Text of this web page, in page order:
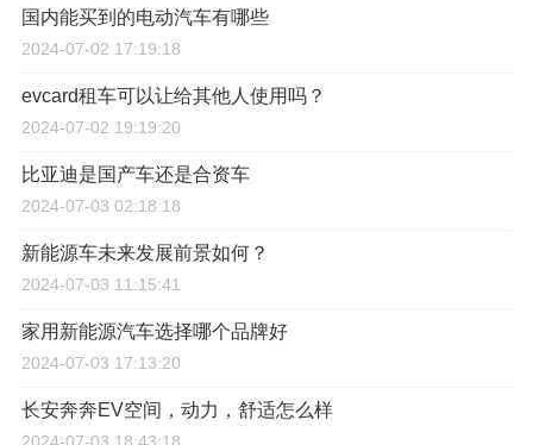
国内能买到的电动汽车有哪些
2024-07-02 17:19:18
evcard租车可以让给其他人使用吗？
2024-07-02 19:19:20
比亚迪是国产车还是合资车
2024-07-03 02:18:18
新能源车未来发展前景如何？
2024-07-03 11:15:41
家用新能源汽车选择哪个品牌好
2024-07-03 17:13:20
长安奔奔EV空间，动力，舒适怎么样